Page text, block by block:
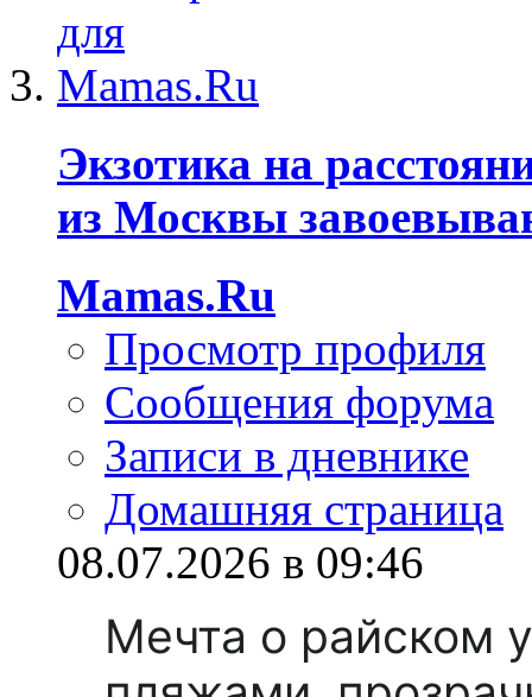
Экзотика на
из Москвы
Mamas.Ru
Просмотр профиля
Сообщения форума
Записи в дневнике
Домашняя страница
08.07.2026 в 09:46
Мечта о райском